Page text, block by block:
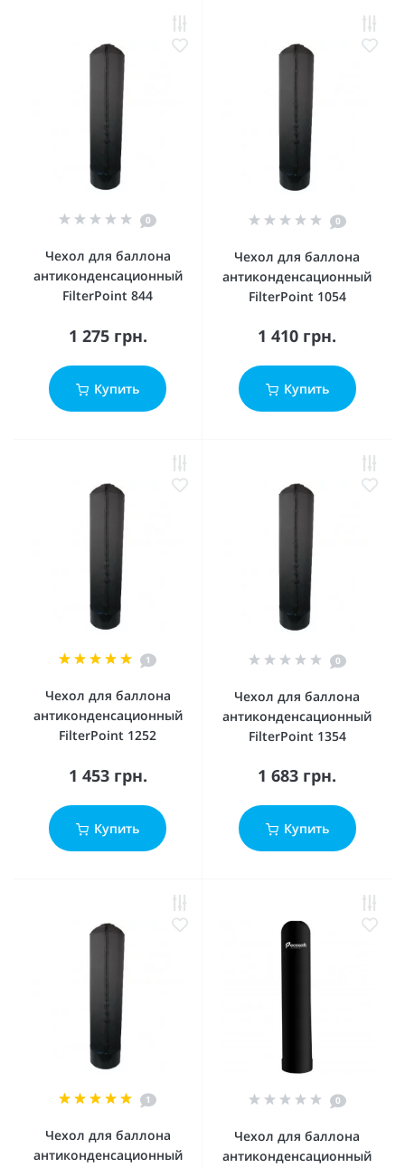
0
Чехол для баллона
антиконденсационный
FilterPoint 844
1 275 грн.
Купить
0
Чехол для баллона
антиконденсационный
FilterPoint 1054
1 410 грн.
Купить
1
Чехол для баллона
антиконденсационный
FilterPoint 1252
1 453 грн.
Купить
0
Чехол для баллона
антиконденсационный
FilterPoint 1354
1 683 грн.
Купить
1
Чехол для баллона
антиконденсационный
0
Чехол для баллона
антиконденсационный